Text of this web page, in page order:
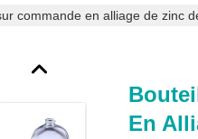
commande en alliage de zinc
En